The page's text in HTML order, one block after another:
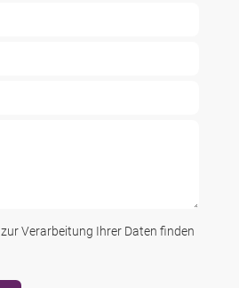
Verarbeitung Ihrer Daten finden